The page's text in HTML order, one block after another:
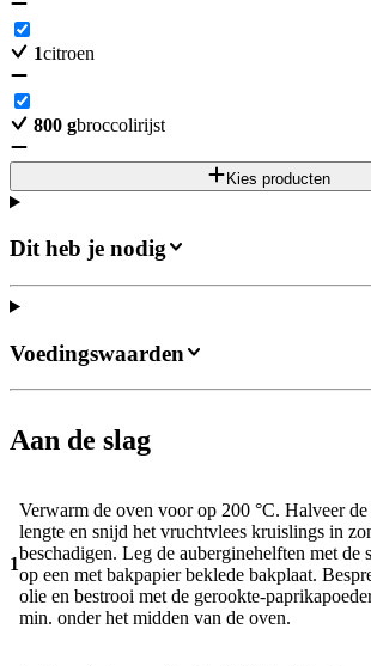
1citroen
800 gbroccolirijst
Kies producten
Dit heb je nodig
Aan de slag
1
Verwarm de oven voor op 200 °C. Halveer
lengte en snijd het vruchtvlees kruislings in
beschadigen. Leg de auberginehelften met de
op een met bakpapier beklede bakplaat.
olie en bestrooi met de gerookte-
min. onder het midden van de oven.
Voedingswaarden